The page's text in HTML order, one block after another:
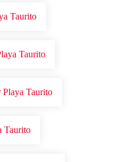
Taurito
Taurito
Taurito
Taurito